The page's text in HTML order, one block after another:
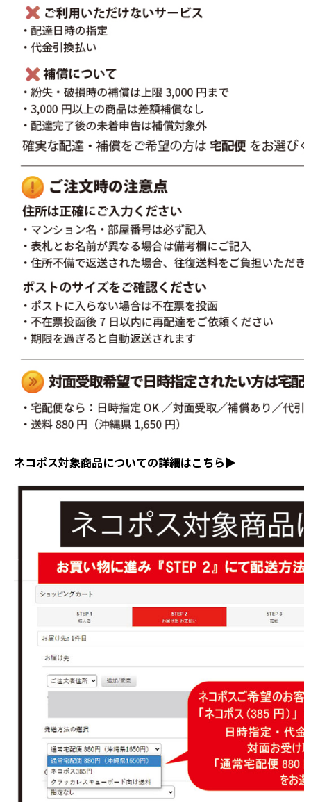
ネコポス対象商品についての詳細はこちら▶